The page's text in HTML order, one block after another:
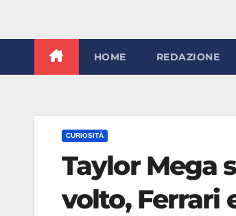
HOME REDAZIONE
CURIOSITÀ
Taylor Mega
volto, Ferrari